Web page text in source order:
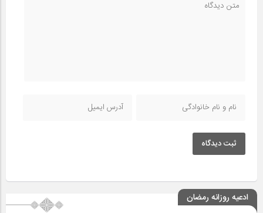
ثبت دیدگاه
ادعیه روزانه رمضان